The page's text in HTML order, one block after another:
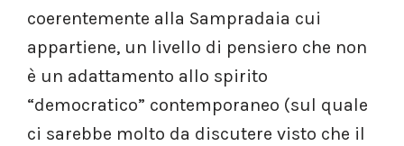
coerentemente alla Sampradaia cui
appartiene, un livello di pensiero che non
è un adattamento allo spirito
“democratico” contemporaneo (sul quale
ci sarebbe molto da discutere visto che il